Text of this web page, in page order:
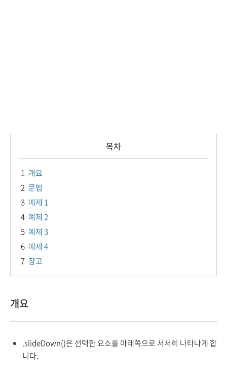
목차
1 개요
2 문법
3 예제 1
4 예제 2
5 예제 3
6 예제 4
7 참고
개요
.slideDown()은 선택한 요소를 아래쪽으로 서서히 나타나게 합
니다.